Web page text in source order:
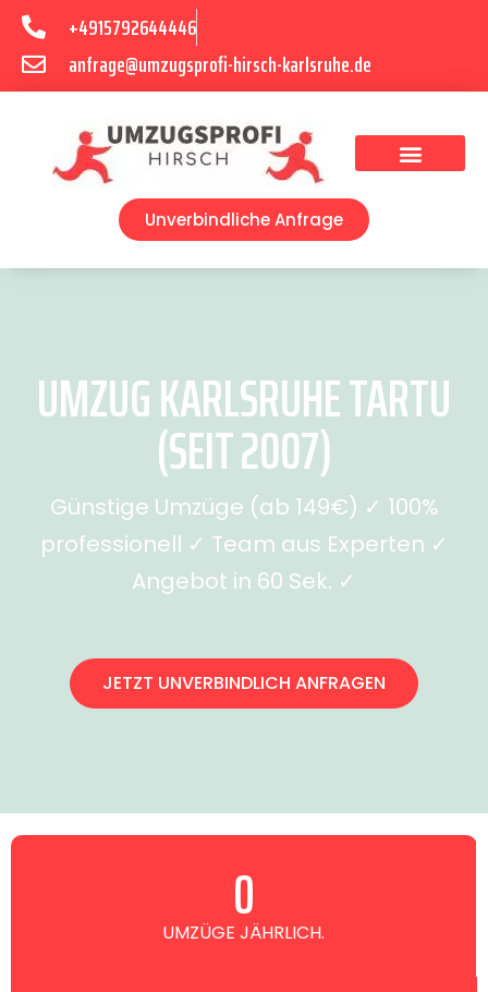
+4915792644446
anfrage@umzugsprofi-hirsch-karlsruhe.de
Unverbindliche Anfrage
UMZUG KARLSRUHE TARTU
(SEIT 2007)
Günstige Umzüge (ab 149€) ✓ 100%
professionell ✓ Team aus Experten ✓
Angebot in 60 Sek. ✓
JETZT UNVERBINDLICH ANFRAGEN
UMZÜGE JÄHRLICH.
0